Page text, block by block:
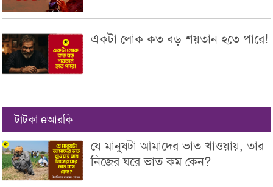
একটা লোক কত বড় শয়তান হতে পারে!
টাটকা eআরকি
যে মানুষটা আমাদের ভাত খাওয়ায়, তার
নিজের ঘরে ভাত কম কেন?